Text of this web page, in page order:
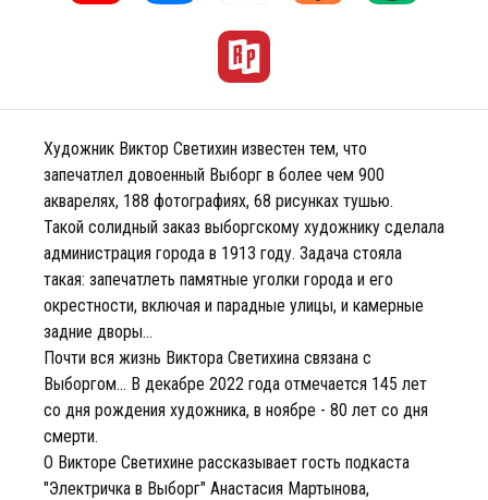
Художник Виктор Светихин известен тем, что
запечатлел довоенный Выборг в более чем 900
акварелях, 188 фотографиях, 68 рисунках тушью.
Такой солидный заказ выборгскому художнику сделала
администрация города в 1913 году. Задача стояла
такая: запечатлеть памятные уголки города и его
окрестности, включая и парадные улицы, и камерные
задние дворы...
Почти вся жизнь Виктора Светихина связана с
Выборгом... В декабре 2022 года отмечается 145 лет
со дня рождения художника, в ноябре - 80 лет со дня
смерти.
О Викторе Светихине рассказывает гость подкаста
"Электричка в Выборг" Анастасия Мартынова,